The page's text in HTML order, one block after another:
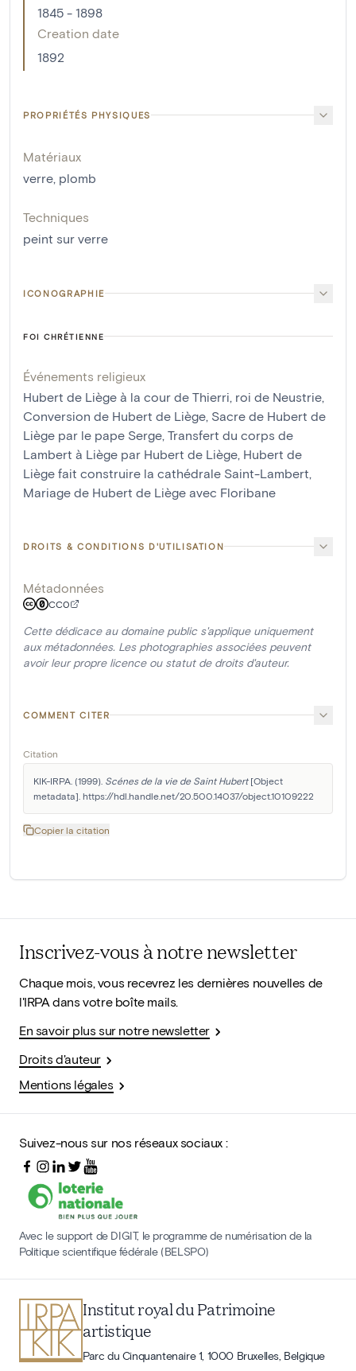
1845 - 1898
Creation date
1892
PROPRIÉTÉS PHYSIQUES
Matériaux
verre plomb
Techniques
peint sur verre
ICONOGRAPHIE
FOI CHRÉTIENNE
Événements religieux
Hubert de Liège à la cour de Thierri, roi de Neustrie
Conversion de Hubert de Liège Sacre de Hubert de
Liège par le pape Serge Transfert du corps de
Lambert à Liège par Hubert de Liège Hubert de
Liège fait construire la cathédrale Saint-Lambert
Mariage de Hubert de Liège avec Floribane
DROITS & CONDITIONS D'UTILISATION
Métadonnées
CC0
Cette dédicace au domaine public s'applique uniquement
aux métadonnées. Les photographies associées peuvent
avoir leur propre licence ou statut de droits d'auteur.
COMMENT CITER
Citation
KIK-IRPA. (1999). Scénes de la vie de Saint Hubert [Object
metadata]. https://hdl.handle.net/20.500.14037/object.10109222
Copier la citation
Inscrivez-vous à notre newsletter
Chaque mois, vous recevrez les dernières nouvelles de
l'IRPA dans votre boîte mails.
En savoir plus sur notre newsletter
Droits d'auteur
Mentions légales
Suivez-nous sur nos réseaux sociaux :
Avec le support de DIGIT, le programme de numérisation de la
Politique scientifique fédérale (BELSPO)
Institut royal du Patrimoine
artistique
Parc du Cinquantenaire 1, 1000 Bruxelles, Belgique